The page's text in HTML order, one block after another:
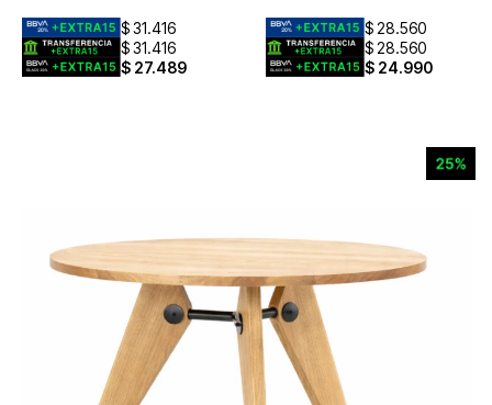
$31.416
$31.416
$ 27.489
$ 28.560
$ 28.560
$ 24.990